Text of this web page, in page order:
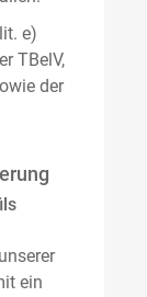
e)
TBelV,
der
ein